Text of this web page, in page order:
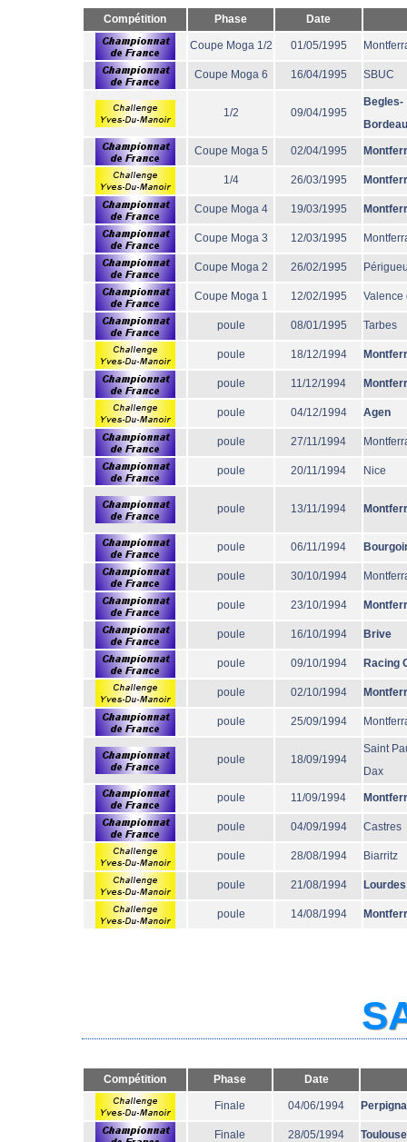
Compétition Phase Date
Coupe Moga 1/2 01/05/1995
Coupe Moga 6 16/04/1995 SBUC
1/2 09/04/1995
Begles-
Coupe Moga 5 02/04/1995
1/4 26/03/1995
Coupe Moga 4 19/03/1995
Coupe Moga 3 12/03/1995
Coupe Moga 2 26/02/1995
Coupe Moga 1 12/02/1995 Valence
poule 08/01/1995 Tarbes
poule 18/12/1994
poule 11/12/1994
poule 04/12/1994 Agen
poule 27/11/1994
poule 20/11/1994 Nice
poule 13/11/1994
poule 06/11/1994
poule 30/10/1994
poule 23/10/1994
poule 16/10/1994 Brive
poule 09/10/1994 Racing
poule 02/10/1994
poule 25/09/1994
poule 18/09/1994
Saint
Dax
poule 11/09/1994
poule 04/09/1994 Castres
poule 28/08/1994 Biarritz
poule 21/08/1994 Lourdes
poule 14/08/1994
Compétition Phase Date
Finale 04/06/1994
Finale 28/05/1994 Toulouse